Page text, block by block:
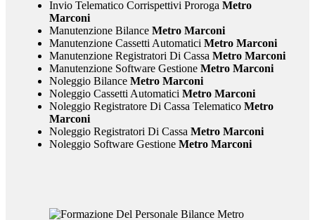
Invio Telematico Corrispettivi Proroga Metro
Marconi
Manutenzione BilanceMetro Marconi
Manutenzione Cassetti Automatici Metro Marconi
Manutenzione Registratori Di Cassa Metro Marconi
Manutenzione Software GestioneMetro Marconi
Noleggio BilanceMetro Marconi
Noleggio Cassetti Automatici Metro Marconi
Noleggio Registratore Di Cassa TelematicoMetro
Marconi
Noleggio Registratori Di Cassa Metro Marconi
Noleggio Software GestioneMetro Marconi